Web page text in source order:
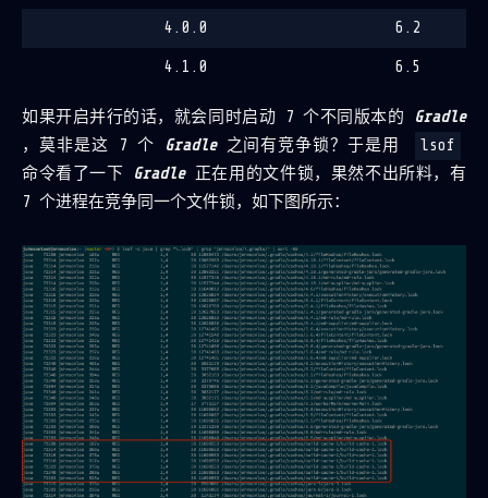
4.0.0 6.2
4.1.0 6.5
如果开启并行的话，就会同时启动 7 个不同版本的
Gradle
，莫非是这 7 个
Gradle之间有竞争锁？于是用
lsof
命令看了一下
Gradle正在用的文件锁，果然不出所料，有
7 个进程在竞争同一个文件锁，如下图所示：